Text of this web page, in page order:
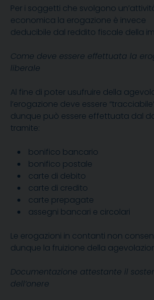
Per i soggetti che svolgono
economica la erogazione è invece
deducibile dal reddito fiscale della
Come deve essere effettuata la
liberale
Al fine di poter usufruire della
l’erogazione deve essere
dunque può essere effettuata dal
tramite:
bonifico bancario
bonifico postale
carte di debito
carte di credito
carte prepagate
assegni bancari e circolari
Le erogazioni in contanti non
dunque la fruizione della
Documentazione attestante il
dell’onere